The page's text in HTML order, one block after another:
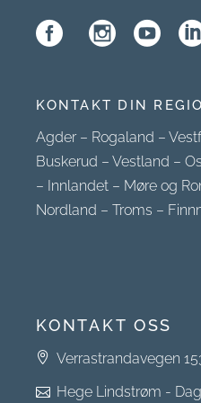
KONTAKT DIN
Agder– Rogaland –
Buskerud –Vestland –
– Innlandet – Møre og
Nordland –Troms –
KONTAKT OSS
Verrastrandavegen
Hege Lindstrøm -